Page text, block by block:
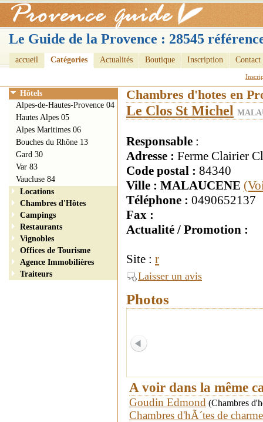
Le Guide de la Provence : 28545
accueil Catégories Actualités Boutique Inscription Contact
Chambres d'hotes en
Le Clos St Michel
Responsable :
Adresse : Ferme Clairier
Code postal : 84340
Ville : MALAUCENE
Téléphone : 0490652137
Fax :
Actualité / Promotion :
Site : r
Laisser un avis
Photos
A voir dans la même
Goudin Edmond (Chambres
Chambres d'hÃ´tes de
Hôtels
Alpes-de-Hautes-Provence 04
Hautes Alpes 05
Alpes Maritimes 06
Bouches du Rhône 13
Gard 30
Var 83
Vaucluse 84
Locations
Chambres d'Hôtes
Campings
Restaurants
Vignobles
Offices de Tourisme
Agence Immobilières
Traiteurs